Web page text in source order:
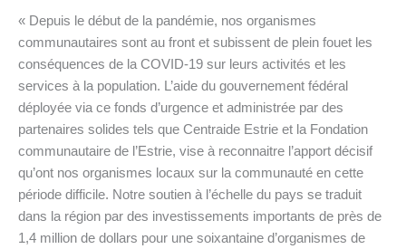
« Depuis le début de la pandémie, nos organismes
communautaires sont au front et subissent de plein fouet les
conséquences de la COVID-19 sur leurs activités et les
services à la population. L’aide du gouvernement fédéral
déployée via ce fonds d’urgence et administrée par des
partenaires solides tels que Centraide Estrie et la Fondation
communautaire de l’Estrie, vise à reconnaitre l’apport décisif
qu’ont nos organismes locaux sur la communauté en cette
période difficile. Notre soutien à l’échelle du pays se traduit
dans la région par des investissements importants de près de
1,4 million de dollars pour une soixantaine d’organismes de